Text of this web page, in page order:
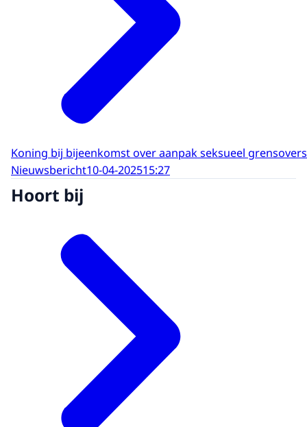
Koning bij bijeenkomst over aanpak seksueel
Nieuwsbericht10-04-202515:27
Hoort bij